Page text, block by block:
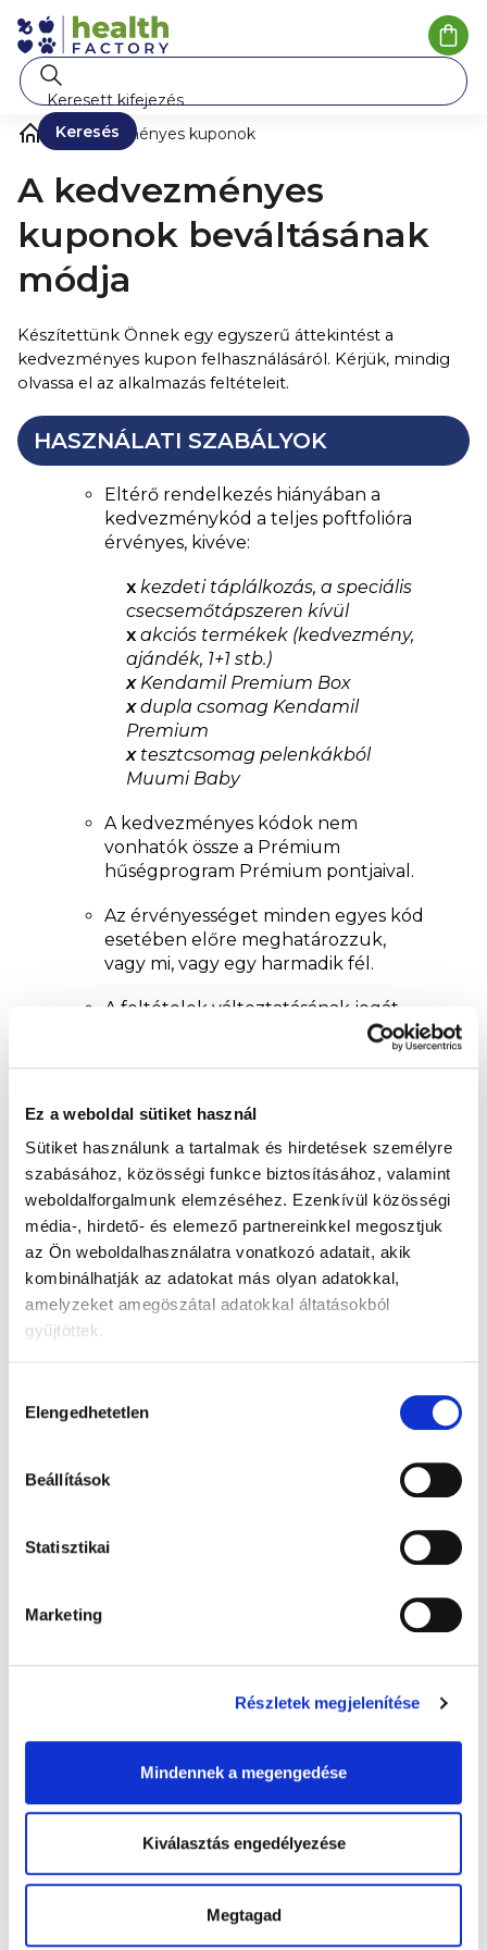
Ez a weboldal sütiket használ
Sütiket használunk a tartalmak és hirdetések személyre
szabásához, közösségi funkce biztosításához, valamint
weboldalforgalmunk elemzéséhez. Ezenkívül közösségi
média-, hirdető- és elemező partnereinkkel megosztjuk
az Ön weboldalhasználatra vonatkozó adatait, akik
kombinálhatják az adatokat más olyan adatokkal,
amelyzeket amegöszátal adatokkal áltatásokból
gyűjtöttek.
kiválasztása
Elengedhetetlen
Beállítások
Statisztikai
Marketing
Részletek megjelenítése
Mindennek a megengedése
Kiválasztás engedélyezése
Megtagad
tartalomhoz
Keresés
Kedvezményes kuponok
A kedvezményes
kuponok beváltásának
módja
Készítettünk Önnek egy egyszerű áttekintést a
kedvezményes kupon felhasználásáról. Kérjük, mindig
olvassa el az alkalmazás feltételeit.
HASZNÁLATI SZABÁLYOK
Eltérő rendelkezés hiányában a
kedvezménykód a teljes poftfolióra
érvényes, kivéve:
x kezdeti táplálkozás, a speciális
csecsemőtápszeren kívül
x akciós termékek (kedvezmény,
ajándék, 1+1 stb.)
xKendamil Premium Box
xdupla csomag Kendamil
Premium
xtesztcsomag pelenkákból
Muumi Baby
A kedvezményes kódok nem
vonhatók össze a Prémium
hűségprogram Prémium pontjaival.
Az érvényességet minden egyes kód
esetében előre meghatározzuk,
vagy mi, vagy egy harmadik fél.
A feltételek változtatásának jogát
kupon készpénzben nem váltható
be.
Az ingyenes szállítás értékét a kosár
értéke határozza meg a
kedvezmény alkalmazása után. (Pl.:
Vásárlás 26 900 Ft-tól, ingyenes
kiszállításom van, 1000 Ft-tól
kedvezményt alkalmazok, a vásárlás
A KUPON BEVÁLTÁSÁNAK
Válassza ki a termékeket és tegye a kosárba
Írja be a kedvezménykódot a kosárban a
Erősítse meg a kedvezménykódot a
azokat a tételeket, amelyek esetében a
kedvezmény feltétele teljesült, a csökkentett
árral.